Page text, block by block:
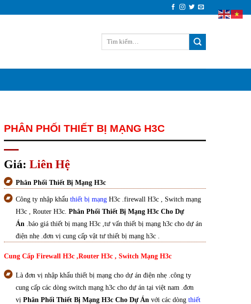
PHÂN PHỐI THIẾT BỊ MẠNG H3C
Giá: Liên Hệ
Phân Phối Thiết Bị Mạng H3c
Công ty nhập khẩu thiết bị mạngH3c .firewall H3c , Switch mạng
H3c , Router H3c. Phân Phối Thiết Bị Mạng H3c Cho Dự
Án .báo giá thiết bị mạng H3c ,tư vấn thiết bị mạng h3c cho dự án
điện nhẹ .đơn vị cung cấp vật tư thiết bị mạng h3c .
Cung Cấp Firewall H3c ,Router H3c , Switch Mạng H3c
Là đơn vị nhập khẩu thiết bị mạng cho dự án điện nhẹ .công ty
cung cấp các dòng switch mạng h3c cho dự án tại việt nam .đơn
vị Phân Phối Thiết Bị Mạng H3c Cho Dự Án với các dòng thiết